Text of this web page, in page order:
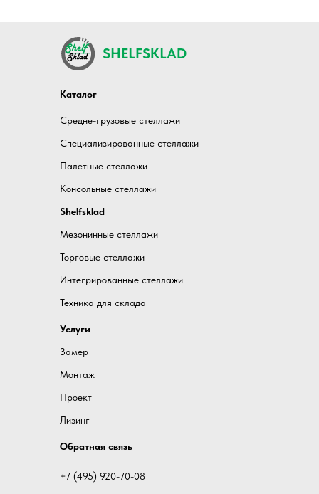
Обратная связь
Услуги
Замер
Проект
Монтаж
+7 (495) 920-70-08
Лизинг
Интегрированные стеллажи
Техника для склада
Торговые стеллажи
Мезонинные стеллажи
Консольные стеллажи
Палетные стеллажи
Специализированные стеллажи
Средне-грузовые стеллажи
Shelfsklad
SHELFSKLAD
Каталог